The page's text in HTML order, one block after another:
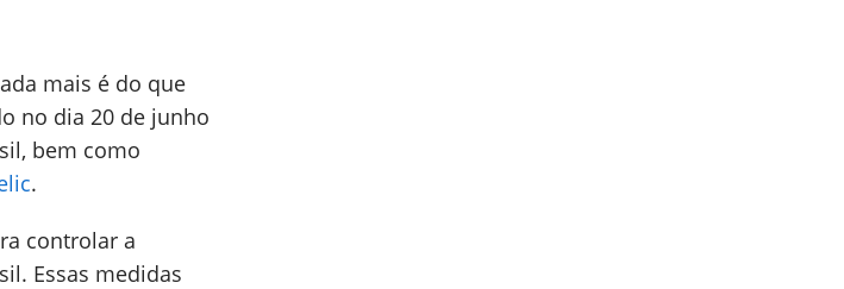
mais é do que
no dia 20 de junho
bem como
.
controlar a
Essas medidas